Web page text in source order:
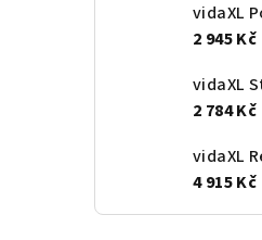
2 945 Kč
2 784 Kč
4 915 Kč